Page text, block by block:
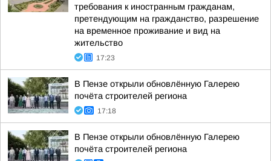
требования к иностранным гражданам,
претендующим на гражданство, разрешение
на временное проживание и вид на
жительство
17:23
В Пензе открыли обновлённую Галерею
почёта строителей региона
17:18
В Пензе открыли обновлённую Галерею
почёта строителей региона